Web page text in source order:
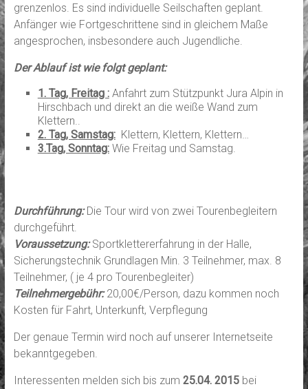
grenzenlos. Es sind individuelle Seilschaften geplant.
Anfänger wie Fortgeschrittene sind in gleichem Maße
angesprochen, insbesondere auch Jugendliche.
Der Ablauf ist wie folgt geplant:
1. Tag, Freitag :Anfahrt zum Stützpunkt Jura Alpin in
Hirschbach und direkt an die weiße Wand zum
Klettern..
2. Tag, Samstag:Klettern, Klettern, Klettern…
3.Tag, Sonntag:Wie Freitag und Samstag.
Durchführung:Die Tour wird von zwei Tourenbegleitern
durchgeführt.
Voraussetzung:Sportklettererfahrung in der Halle,
Sicherungstechnik Grundlagen Min. 3 Teilnehmer, max. 8
Teilnehmer, ( je 4 pro Tourenbegleiter)
Teilnehmergebühr:20,00€/Person, dazu kommen noch
Kosten für Fahrt, Unterkunft, Verpflegung
Der genaue Termin wird noch auf unserer Internetseite
bekanntgegeben.
Interessenten melden sich bis zum 25.04. 2015bei